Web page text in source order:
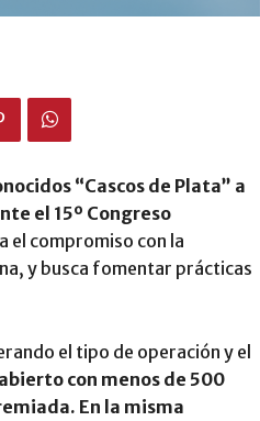
“Cascos de Plata” a
el 15º Congreso
el compromiso con la
y busca fomentar prácticas
el tipo de operación y el
con menos de 500
En la misma